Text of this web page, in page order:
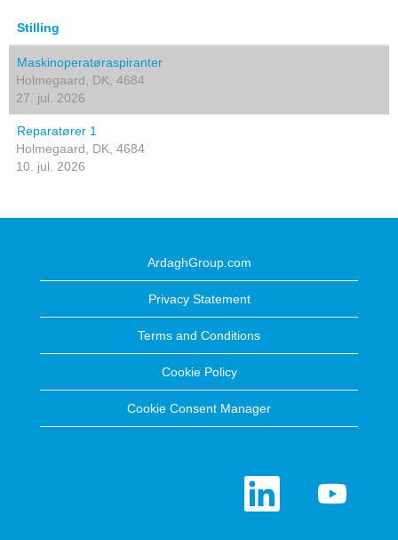
Stilling
Maskinoperatøraspiranter
Holmegaard, DK, 4684
27. jul. 2026
Reparatører 1
Holmegaard, DK, 4684
10. jul. 2026
ArdaghGroup.com
Privacy Statement
Terms and Conditions
Cookie Policy
Cookie Consent Manager
Å
e